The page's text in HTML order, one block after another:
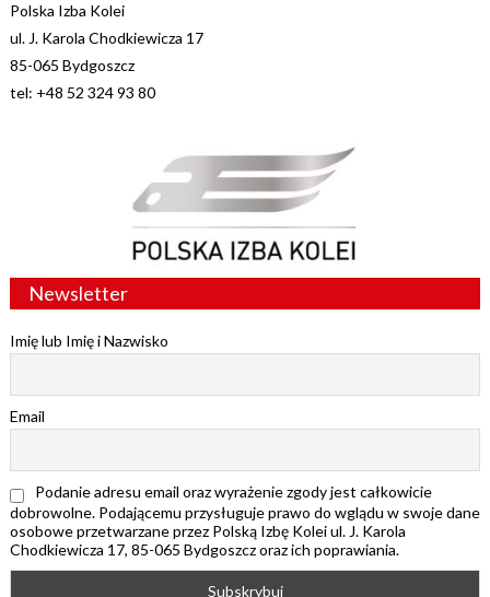
Polska Izba Kolei
ul. J. Karola Chodkiewicza 17
85-065 Bydgoszcz
tel: +48 52 324 93 80
Newsletter
Imię lub Imię i Nazwisko
Email
Podanie adresu email oraz wyrażenie zgody jest całkowicie
dobrowolne. Podającemu przysługuje prawo do wglądu w swoje dane
osobowe przetwarzane przez Polską Izbę Kolei ul. J. Karola
Chodkiewicza 17, 85-065 Bydgoszcz oraz ich poprawiania.